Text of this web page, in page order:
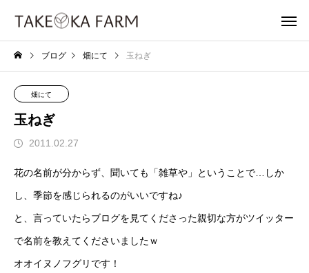
ブログ 畑にて 玉ねぎ
畑にて
玉ねぎ
2011.02.27
花の名前が分からず、聞いても「雑草や」ということで…しか
し、季節を感じられるのがいいですね♪
と、言っていたらブログを見てくださった親切な方がツイッター
で名前を教えてくださいましたｗ
オオイヌノフグリです！